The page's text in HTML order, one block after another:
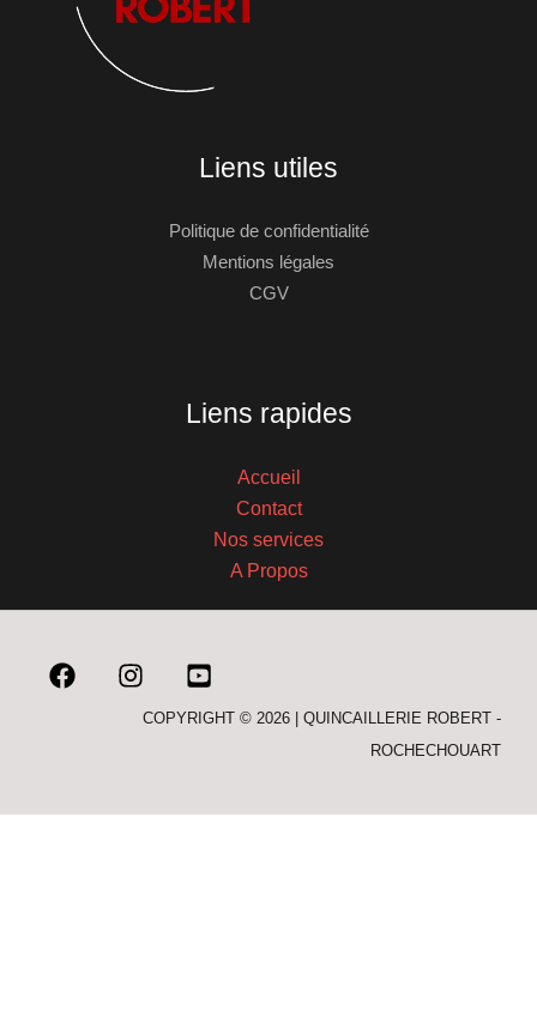
Liens utiles
Politique de confidentialité
Mentions légales
CGV
Liens rapides
Accueil
Contact
Nos services
A Propos
COPYRIGHT © 2026 | QUINCAILLERIE ROBERT -
ROCHECHOUART